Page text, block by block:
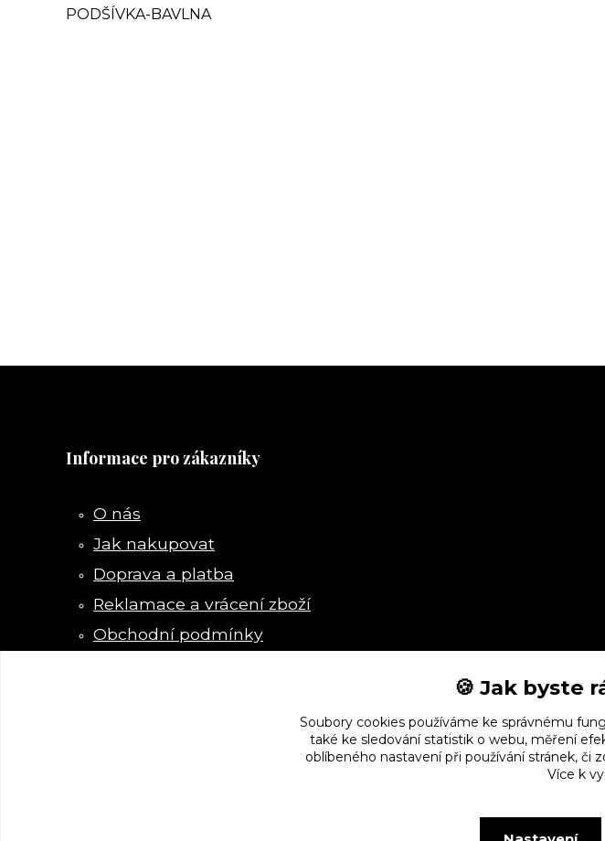
PODŠÍVKA-BAVLNA
Informace pro zákazníky
O nás
Jak nakupovat
Doprava a platba
Reklamace a vrácení zboží
Obchodní podmínky
🍪 Jak byste
Soubory cookies používáme ke správnému
také ke sledování statistik o webu, měření
oblíbeného nastavení při používání stránek, či
Více k